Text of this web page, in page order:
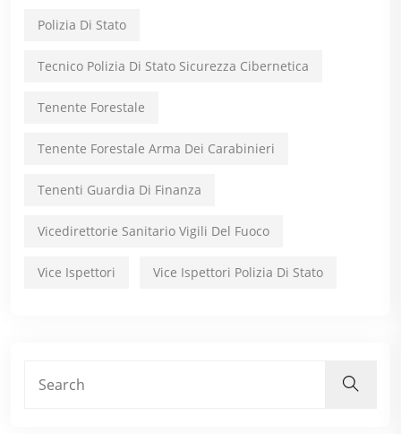
Polizia Di Stato
Tecnico Polizia Di Stato Sicurezza Cibernetica
Tenente Forestale
Tenente Forestale Arma Dei Carabinieri
Tenenti Guardia Di Finanza
Vicedirettorie Sanitario Vigili Del Fuoco
Vice Ispettori Vice Ispettori Polizia Di Stato